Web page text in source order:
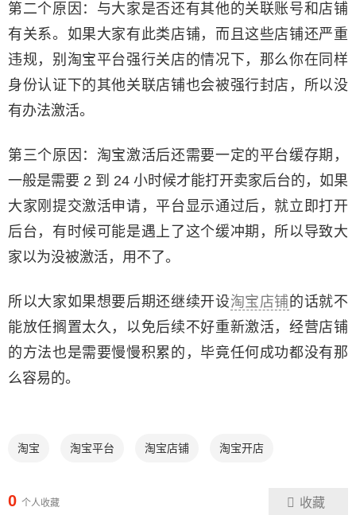
第二个原因：与大家是否还有其他的关联账号和店铺
有关系。如果大家有此类店铺，而且这些店铺还严重
违规，别淘宝平台强行关店的情况下，那么你在同样
身份认证下的其他关联店铺也会被强行封店，所以没
有办法激活。
第三个原因：淘宝激活后还需要一定的平台缓存期，
一般是需要 2 到 24 小时候才能打开卖家后台的，如果
大家刚提交激活申请，平台显示通过后，就立即打开
后台，有时候可能是遇上了这个缓冲期，所以导致大
家以为没被激活，用不了。
所以大家如果想要后期还继续开设淘宝店铺 的话就不
能放任搁置太久，以免后续不好重新激活，经营店铺
的方法也是需要慢慢积累的，毕竟任何成功都没有那
么容易的。
淘宝 淘宝平台 淘宝店铺 淘宝开店
0 个人收藏 收藏